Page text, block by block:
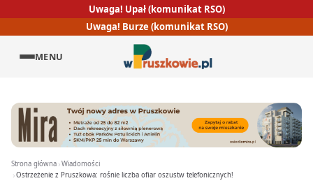
Uwaga! Upał (komunikat RSO)
Uwaga! Burze (komunikat RSO)
MENU
Strona główna Wiadomości
Ostrzeżenie z Pruszkowa: rośnie liczba ofiar oszustw telefonicznych!